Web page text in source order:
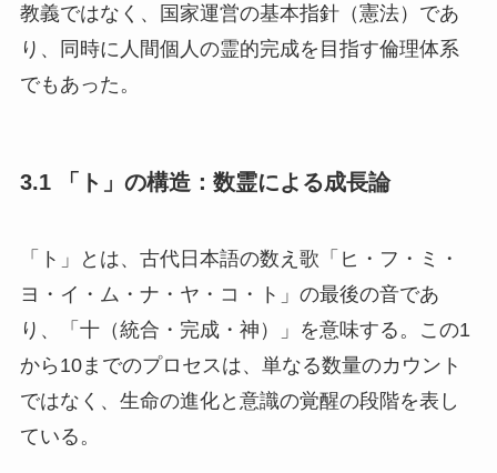
教義ではなく、国家運営の基本指針（憲法）であ
り、同時に人間個人の霊的完成を目指す倫理体系
でもあった。
3.1 「ト」の構造：数霊による成長論
「ト」とは、古代日本語の数え歌「ヒ・フ・ミ・
ヨ・イ・ム・ナ・ヤ・コ・ト」の最後の音であ
り、「十（統合・完成・神）」を意味する。この1
から10までのプロセスは、単なる数量のカウント
ではなく、生命の進化と意識の覚醒の段階を表し
ている。